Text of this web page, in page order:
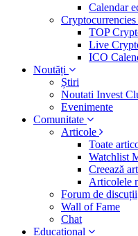
Calendar
Cryptocurrencies
TOP
Live
ICO
Noutăți
Știri
Noutati Invest
Evenimente
Comunitate
Articole
Toate
Watchlist
Creează
Articolele
Forum de discuții
Wall of Fame
Chat
Educațional